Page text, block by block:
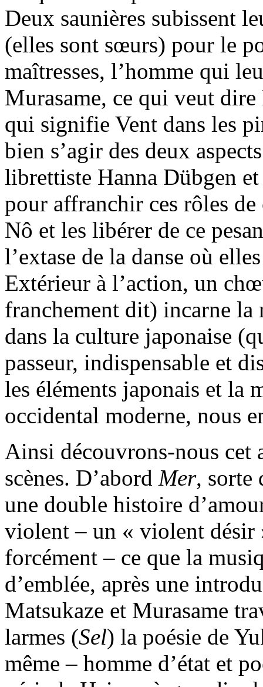
Deux saunières subissent
(elles sont sœurs) pour le
maîtresses, l’homme qui
Murasame, ce qui veut
qui signifie Vent dans les
bien s’agir des deux
librettiste Hanna Dübgen
pour affranchir ces rôles
Nô et les libérer de ce
l’extase de la danse où
Extérieur à l’action, un
franchement dit) incarne la
dans la culture japonaise
passeur, indispensable et
les éléments japonais et la
occidental moderne, nous
Ainsi découvrons-nous cet
scènes. D’abord Mer, sorte
une double histoire
violent – un « violent désir
forcément – ce que la
d’emblée, après une
Matsukaze et Murasame
larmes (Sel) la poésie de
même – homme d’état et